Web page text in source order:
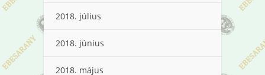
2018. július
2018. június
2018. május